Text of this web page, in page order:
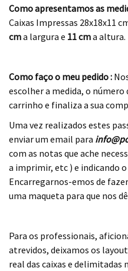
Como apresentamos as
Caixas Impressas 28x18x11
cma largura e 11 cma altura.
Como faço o meu pedido :
escolher a medida, o
carrinho e finaliza a sua
Uma vez realizados estes
enviar um email para
com as notas que ache
a imprimir, etc ) e indicando
Encarregarnos-emos de
uma maqueta para que nos
Para os professionais,
atrevidos, deixamos os
real das caixas e delimitadas